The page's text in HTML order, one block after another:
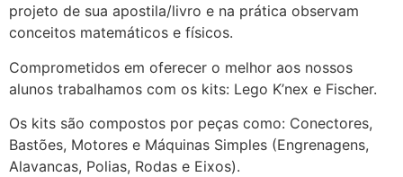
projeto de sua apostila/livro e na prática observam
conceitos matemáticos e físicos.
Comprometidos em oferecer o melhor aos nossos
alunos trabalhamos com os kits: Lego K’nex e Fischer.
Os kits são compostos por peças como: Conectores,
Bastões, Motores e Máquinas Simples (Engrenagens,
Alavancas, Polias, Rodas e Eixos).